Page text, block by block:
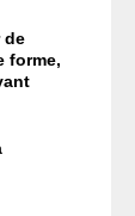
de
forme,